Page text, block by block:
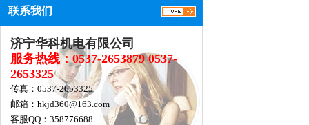
联系我们
济宁华科机电有限公司
服务热线：0537-2653879 0537-
2653325
传真：0537-2653325
邮箱：hkjd360@163.com
客服QQ：358776688